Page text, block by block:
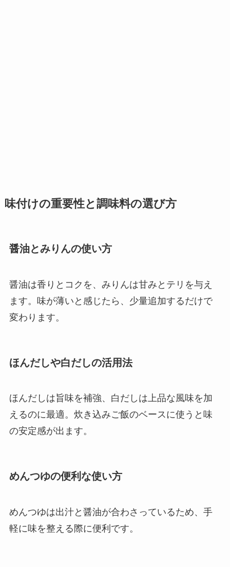
味付けの重要性と調味料の選び方
醤油とみりんの使い方
醤油は香りとコクを、みりんは甘みとテリを与え
ます。味が薄いと感じたら、少量追加するだけで
変わります。
ほんだしや白だしの活用法
ほんだしは旨味を補強、白だしは上品な風味を加
えるのに最適。炊き込みご飯のベースに使うと味
の安定感が出ます。
めんつゆの便利な使い方
めんつゆは出汁と醤油が合わさっているため、手
軽に味を整える際に便利です。